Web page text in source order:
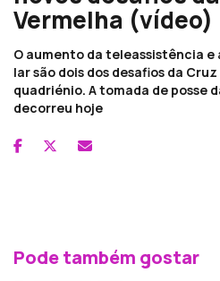
Vermelha (vídeo)
O aumento da teleassistência
lar são dois dos desafios da
quadriénio. A tomada de posse
decorreu hoje
Pode também gostar